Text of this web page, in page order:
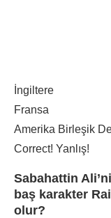
İngiltere
Fransa
Amerika Birleşik
Correct! Yanlış!
Sabahattin
baş karakter
olur?